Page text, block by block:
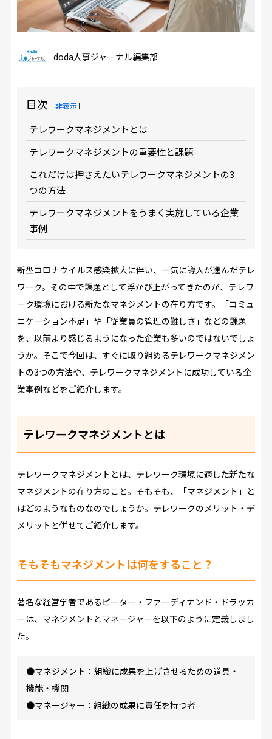
doda人事ジャーナル編集部
目次 ［非表示］
テレワークマネジメントとは
テレワークマネジメントの重要性と課題
これだけは押さえたいテレワークマネジメントの3
つの方法
テレワークマネジメントをうまく実施している企業
事例
新型コロナウイルス感染拡大に伴い、一気に導入が進んだテレ
ワーク。その中で課題として浮かび上がってきたのが、テレワ
ーク環境における新たなマネジメントの在り方です。「コミュ
ニケーション不足」や「従業員の管理の難しさ」などの課題
を、以前より感じるようになった企業も多いのではないでしょ
うか。そこで今回は、すぐに取り組めるテレワークマネジメン
トの3つの方法や、テレワークマネジメントに成功している企
業事例などをご紹介します。
テレワークマネジメントとは
テレワークマネジメントとは、テレワーク環境に適した新たな
マネジメントの在り方のこと。そもそも、「マネジメント」と
はどのようなものなのでしょうか。テレワークのメリット・デ
メリットと併せてご紹介します。
そもそもマネジメントは何をすること？
著名な経営学者であるピーター・ファーディナンド・ドラッカ
ーは、マネジメントとマネージャーを以下のように定義しまし
た。
●マネジメント：組織に成果を上げさせるための道具・
機能・機関
●マネージャー：組織の成果に責任を持つ者